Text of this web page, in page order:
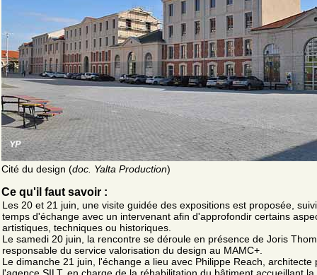
Cité du design (doc. Yalta Production)
Ce qu'il faut savoir :
Les 20 et 21 juin, une visite guidée des expositions est proposée,
temps d'échange avec un intervenant afin d'approfondir certains
artistiques, techniques ou historiques.
Le samedi 20 juin, la rencontre se déroule en présence de Joris
responsable du service valorisation du design au MAMC+.
Le dimanche 21 juin, l'échange a lieu avec Philippe Reach, architecte
l'agence SILT, en charge de la réhabilitation du bâtiment accueillant la